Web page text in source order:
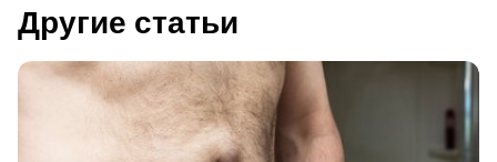
Другие статьи